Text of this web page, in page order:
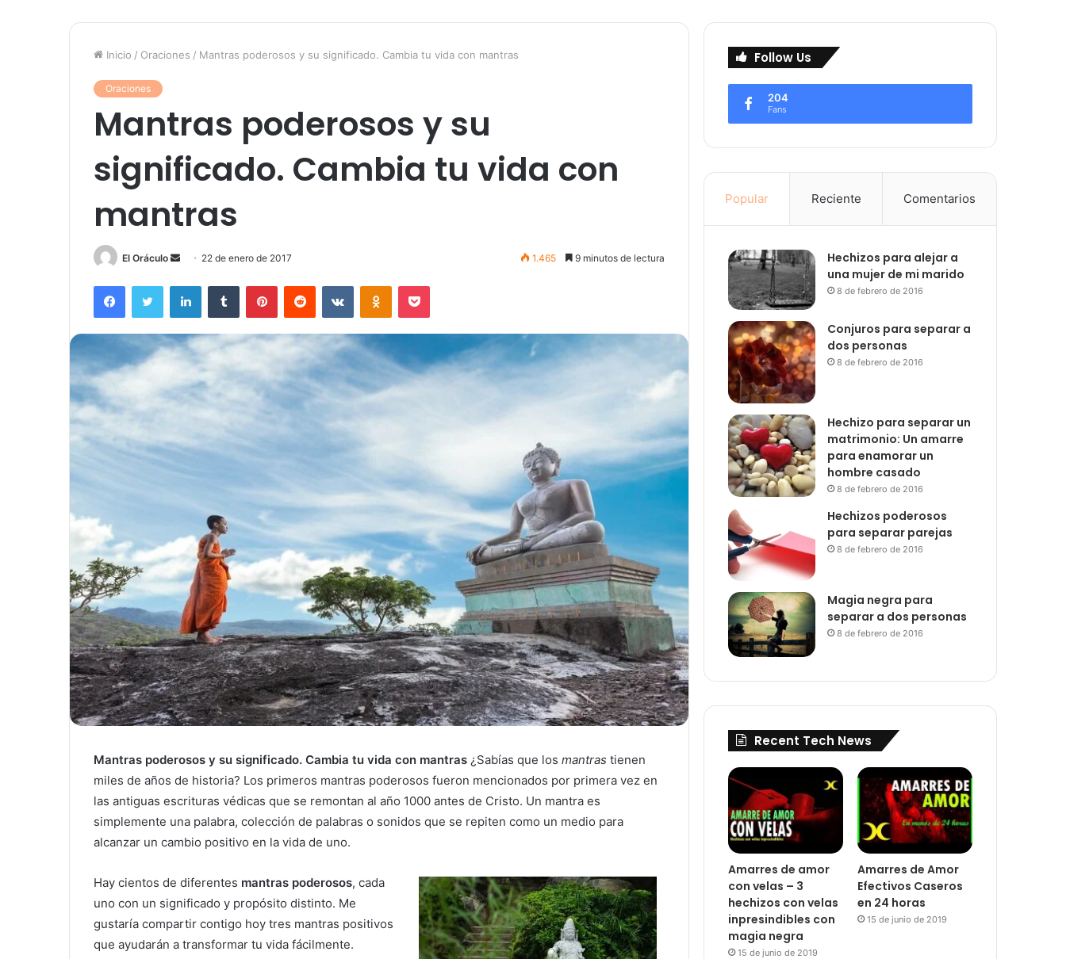
Inicio / Oraciones / Mantras poderosos y su significado. Cambia tu vida con mantras
Oraciones
Mantras poderosos y su
significado. Cambia tu vida con
mantras
El Oráculo
Send
email
22 de enero de 2017 1.465 9 minutos de lectura
FacebookTwitter LinkedInTumblr PinterestReddit VKontakteOdnoklassniki
Pocket
Mantras poderosos y su significado. Cambia tu vida con mantras ¿Sabías que los mantras tienen
miles de años de historia? Los primeros mantras poderosos fueron mencionados por primera vez en
las antiguas escrituras védicas que se remontan al año 1000 antes de Cristo. Un mantra es
simplemente una palabra, colección de palabras o sonidos que se repiten como un medio para
alcanzar un cambio positivo en la vida de uno.
Hay cientos de diferentes mantras poderosos, cada
uno con un significado y propósito distinto. Me
gustaría compartir contigo hoy tres mantras positivos
que ayudarán a transformar tu vida fácilmente.
Follow Us
204
Fans
Popular Reciente Comentarios
Hechizos para alejar a
una mujer de mi marido
8 de febrero de 2016
Conjuros para separar a
dos personas
8 de febrero de 2016
Hechizo para separar un
matrimonio: Un amarre
para enamorar un
hombre casado
8 de febrero de 2016
Hechizos poderosos
para separar parejas
8 de febrero de 2016
Magia negra para
separar a dos personas
8 de febrero de 2016
Recent Tech News
Amarres de amor
con velas – 3
hechizos con velas
inpresindibles con
magia negra
15 de junio de 2019
Amarres de Amor
Efectivos Caseros
en 24 horas
15 de junio de 2019